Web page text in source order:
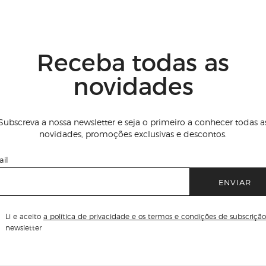
Receba todas as
novidades
a nossa newsletter e seja o primeiro a conhecer todas
novidades, promoções exclusivas e descontos.
ENVIAR
Li e aceito a política de privacidade e os termos e condições de subscrição
newsletter